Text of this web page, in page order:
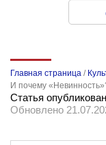
Главная страница /
И почему
Статья
Обновлено